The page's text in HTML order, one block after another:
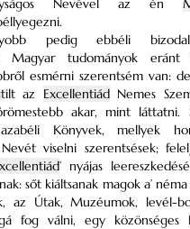
Nevével az én
pedig ebbéli
Magyar tudományok eránt
esmérni szerentsém van:
az ExcellentiádNemes
akar, mint láttatni.
Könyvek, mellyek
viselni szerentsések;
’ nyájas
sőt kiáltsanak magok a’
az Útak, Muzéumok, levél-
fog válni, egy közönséges